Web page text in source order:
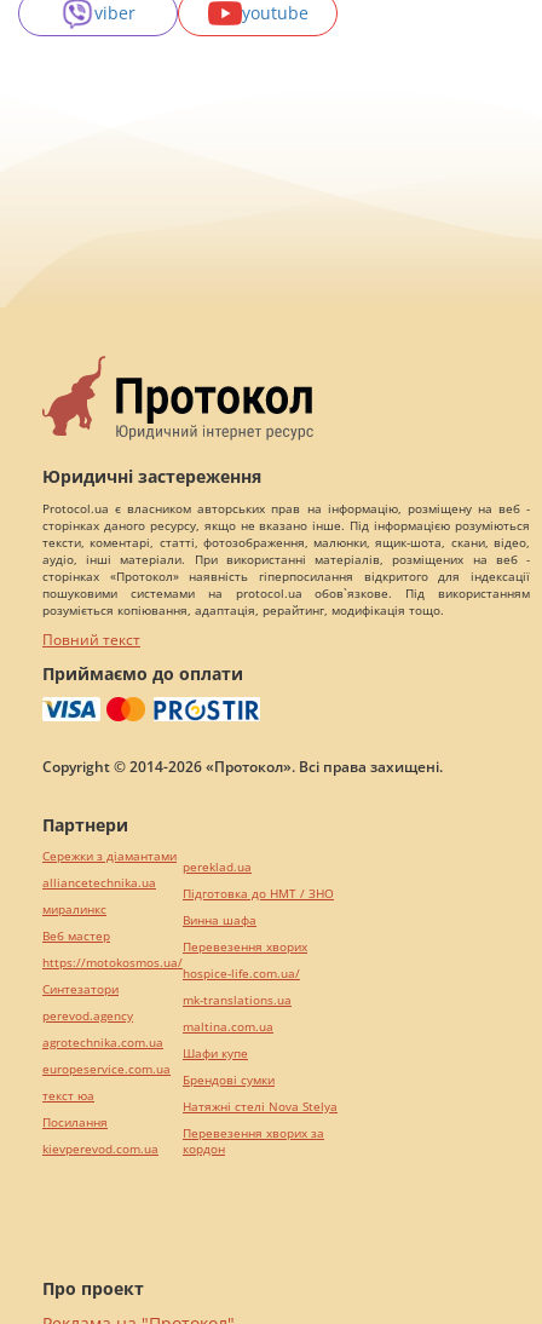
viber
youtube
Юридичні застереження
Protocol.ua є власником авторських прав на інформацію, розміщену на веб -
сторінках даного ресурсу, якщо не вказано інше. Під інформацією розуміються
тексти, коментарі, статті, фотозображення, малюнки, ящик-шота, скани, відео,
аудіо, інші матеріали. При використанні матеріалів, розміщених на веб -
сторінках «Протокол» наявність гіперпосилання відкритого для індексації
пошуковими системами на protocol.ua обов`язкове. Під використанням
розуміється копіювання, адаптація, рерайтинг, модифікація тощо.
Повний текст
Приймаємо до оплати
Copyright © 2014-2026 «Протокол». Всі права захищені.
Про проект
Партнери
Сережки з діамантами
alliancetechnika.ua
миралинкс
Веб мастер
https://motokosmos.ua/
Синтезатори
perevod.agency
agrotechnika.com.ua
europeservice.com.ua
текст юа
Посилання
kievperevod.com.ua
pereklad.ua
Підготовка до НМТ / ЗНО
Винна шафа
Перевезення хворих
hospice-life.com.ua/
mk-translations.ua
maltina.com.ua
Шафи купе
Брендові сумки
Натяжні стелі Nova Stelya
Перевезення хворих за
кордон